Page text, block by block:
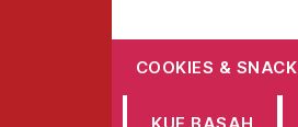
COOKIES & SNACK
KUE BASAH